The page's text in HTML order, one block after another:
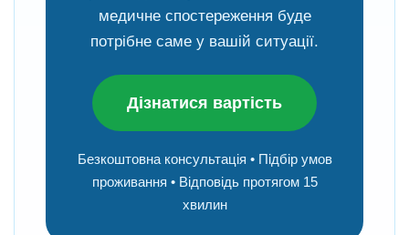
медичне спостереження буде
потрібне саме у вашій ситуації.
Дізнатися вартість
Безкоштовна консультація • Підбір умов
проживання • Відповідь протягом 15
хвилин